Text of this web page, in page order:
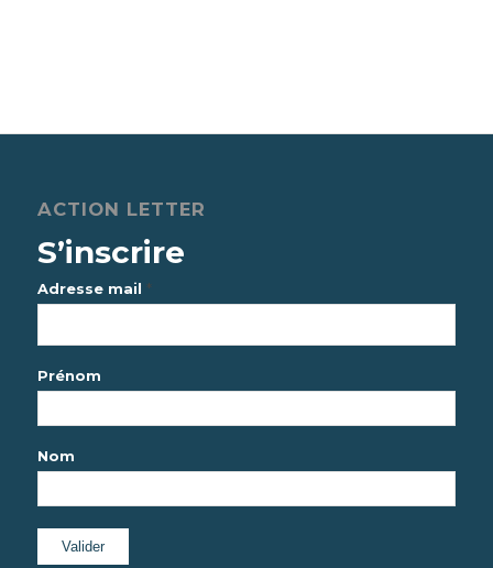
ACTION LETTER
S’inscrire
Adresse mail *
Prénom
Nom